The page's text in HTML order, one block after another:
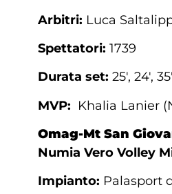
Arbitri: Luca
Spettatori: 1739
Durata set: 25′, 24′,
MVP: Khalia Lanier
Omag-Mt San
Numia Vero Volley
Impianto: Palasport